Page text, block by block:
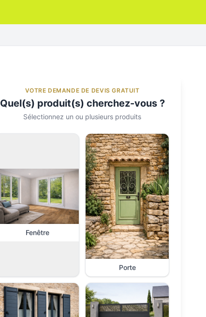
VOTRE DEMANDE DE DEVIS GRATUIT
Quel(s) produit(s) cherchez-vous ?
Sélectionnez un ou plusieurs produits
Fenêtre
Porte